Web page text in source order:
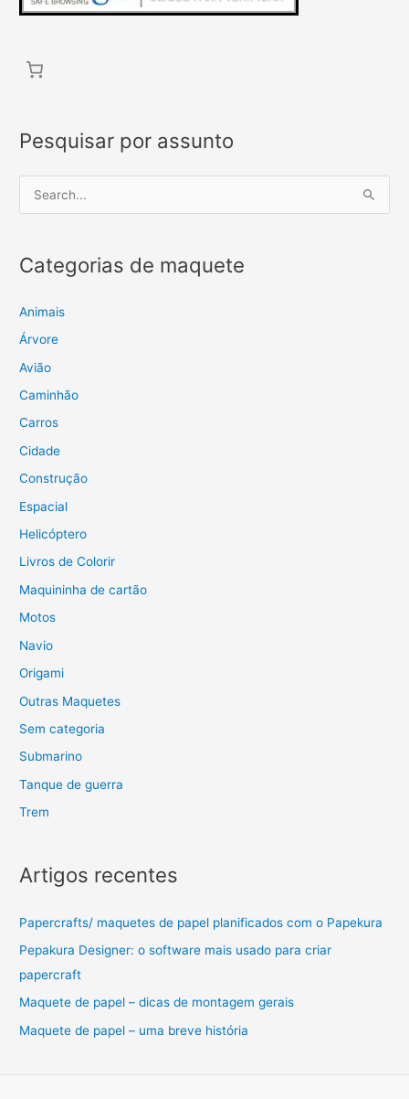
Pesquisar por assunto
e
q
i
s
a
r
:
Categorias de maquete
Animais
Árvore
Avião
Caminhão
Carros
Cidade
Construção
Espacial
Helicóptero
Livros de Colorir
Maquininha de cartão
Motos
Navio
Origami
Outras Maquetes
Sem categoria
Submarino
Tanque de guerra
Trem
Artigos recentes
Papercrafts/ maquetes de papel planificados com o Papekura
Pepakura Designer: o software mais usado para criar
papercraft
Maquete de papel – dicas de montagem gerais
Maquete de papel – uma breve história